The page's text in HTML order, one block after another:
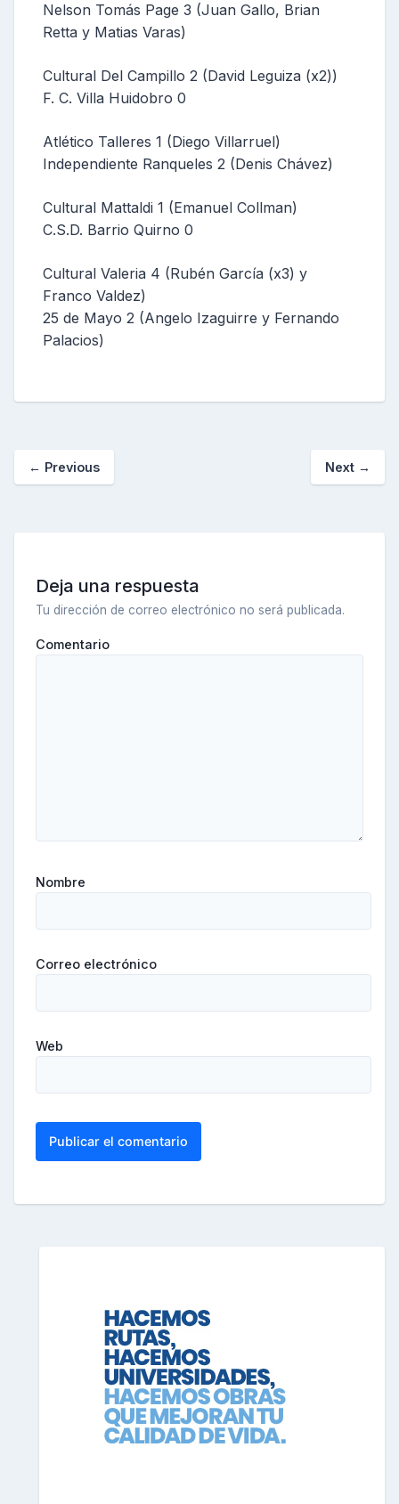
Nelson Tomás Page 3 (Juan Gallo, Brian
Retta y Matias Varas)
Cultural Del Campillo 2 (David Leguiza (x2))
F. C. Villa Huidobro 0
Atlético Talleres 1 (Diego Villarruel)
Independiente Ranqueles 2 (Denis Chávez)
Cultural Mattaldi 1 (Emanuel Collman)
C.S.D. Barrio Quirno 0
Cultural Valeria 4 (Rubén García (x3) y
Franco Valdez)
25 de Mayo 2 (Angelo Izaguirre y Fernando
Palacios)
← Previous Next →
Deja una respuesta
Tu dirección de correo electrónico no será publicada.
Comentario
Nombre
Correo electrónico
Web